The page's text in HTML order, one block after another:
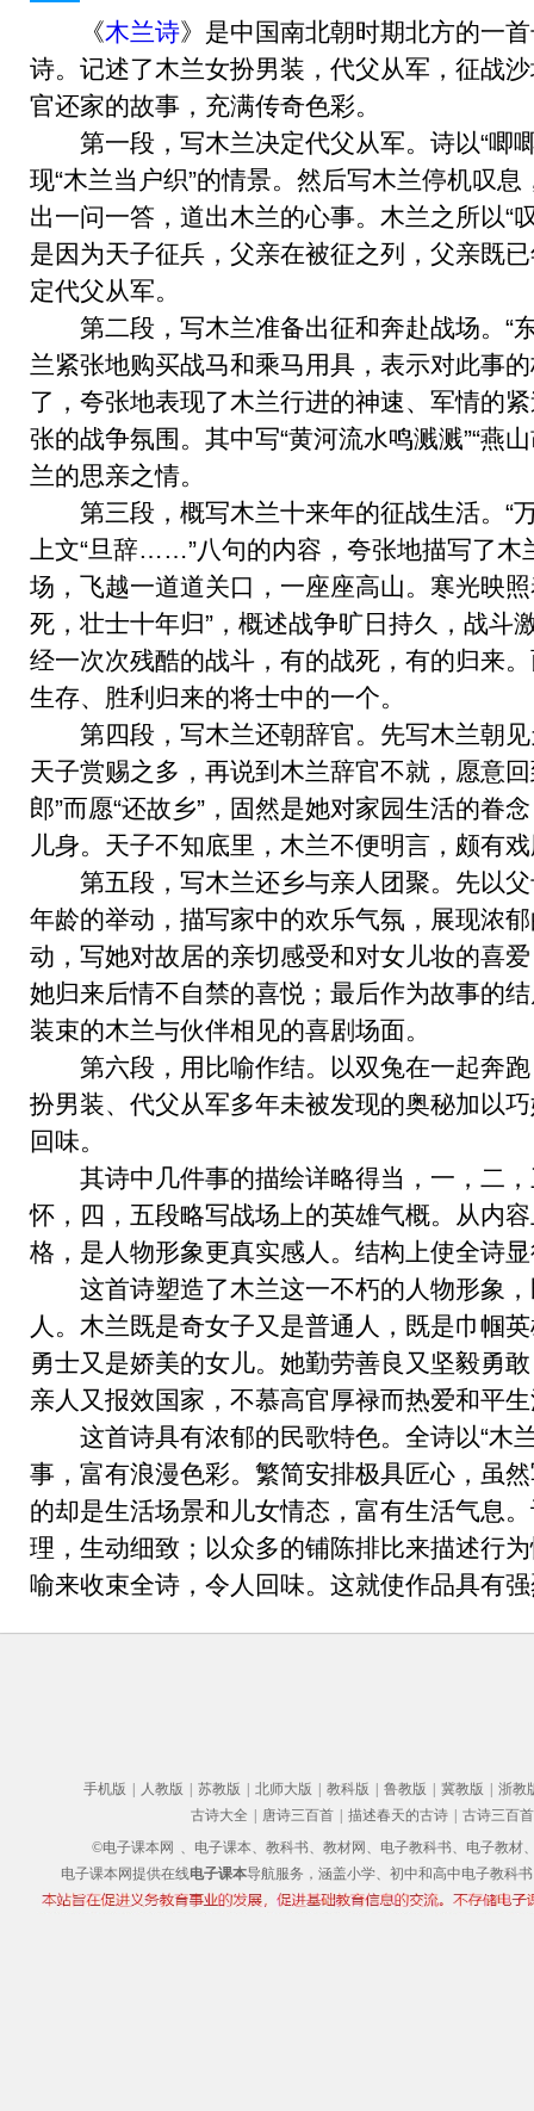
《木兰诗》是中国南北朝时期北方的一
诗。记述了木兰女扮男装，代父从军，征战
官还家的故事，充满传奇色彩。
第一段，写木兰决定代父从军。诗以“唧
现“木兰当户织”的情景。然后写木兰停机叹
出一问一答，道出木兰的心事。木兰之所以“
是因为天子征兵，父亲在被征之列，父亲既
定代父从军。
第二段，写木兰准备出征和奔赴战场。“
兰紧张地购买战马和乘马用具，表示对此事
了，夸张地表现了木兰行进的神速、军情的
张的战争氛围。其中写“黄河流水鸣溅溅”“燕
兰的思亲之情。
第三段，概写木兰十来年的征战生活。“
上文“旦辞……”八句的内容，夸张地描写了
场，飞越一道道关口，一座座高山。寒光映
死，壮士十年归”，概述战争旷日持久，战斗
经一次次残酷的战斗，有的战死，有的归来
生存、胜利归来的将士中的一个。
第四段，写木兰还朝辞官。先写木兰朝见
天子赏赐之多，再说到木兰辞官不就，愿意
郎”而愿“还故乡”，固然是她对家园生活的眷
儿身。天子不知底里，木兰不便明言，颇有
第五段，写木兰还乡与亲人团聚。先以父
年龄的举动，描写家中的欢乐气氛，展现浓
动，写她对故居的亲切感受和对女儿妆的喜
她归来后情不自禁的喜悦；最后作为故事的
装束的木兰与伙伴相见的喜剧场面。
第六段，用比喻作结。以双兔在一起奔跑
扮男装、代父从军多年未被发现的奥秘加以
回味。
其诗中几件事的描绘详略得当，一，二，
怀，四，五段略写战场上的英雄气概。从内
格，是人物形象更真实感人。结构上使全诗
这首诗塑造了木兰这一不朽的人物形象，
人。木兰既是奇女子又是普通人，既是巾帼
勇士又是娇美的女儿。她勤劳善良又坚毅勇
亲人又报效国家，不慕高官厚禄而热爱和平
这首诗具有浓郁的民歌特色。全诗以“木
事，富有浪漫色彩。繁简安排极具匠心，虽
的却是生活场景和儿女情态，富有生活气息
理，生动细致；以众多的铺陈排比来描述行
喻来收束全诗，令人回味。这就使作品具有
手机版 人教版 苏教版 北师大版 教科版 鲁教版 冀教版
浙教
古诗大全
唐诗三百首 描述春天的古诗
古诗三百首
©电子课本网 、电子课本、教科书、教材网、电子教科书、电子教材
电子课本网提供在线电子课本导航服务，涵盖小学、初中和高中电子教科